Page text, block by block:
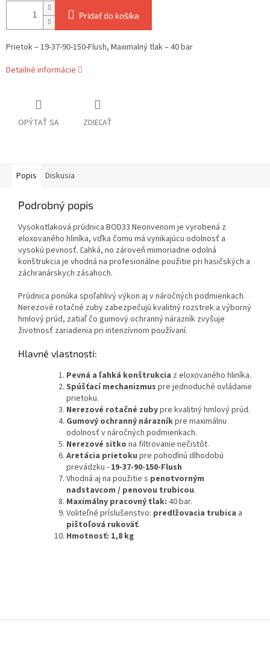
Pridať do košíka
Prietok – 19-37-90-150-Flush, Maximalný tlak – 40 bar
Detailné informácie
OPÝTAŤ SA ZDIEĽAŤ
Popis Diskusia
Podrobný popis
Vysokotlaková prúdnica BOD33 Neonvenom je vyrobená z
eloxovaného hliníka, vďka čomu má vynikajúcu odolnosť a
vysokú pevnosť. Ľahká, no zároveň mimoriadne odolná
konštrukcia je vhodná na profesionálne použitie pri hasičských a
záchranárskych zásahoch.
Prúdnica ponúka spoľahlivý výkon aj v náročných podmienkach.
Nerezové rotačné zuby zabezpečujú kvalitný rozstrek a výborný
hmlový prúd, zatiaľ čo gumový ochranný nárazník zvyšuje
životnosť zariadenia pri intenzívnom používaní.
Hlavné vlastnosti:
Pevná a ľahká konštrukcia z eloxovaného hliníka.
Spúšťací mechanizmus pre jednoduché ovládanie
prietoku.
Nerezové rotačné zubypre kvalitný hmlový prúd.
Gumový ochranný nárazníkpre maximálnu
odolnosť v náročných podmienkach.
Nerezové sitko na filtrovanie nečistôt.
Aretácia prietoku pre pohodlnú dlhodobú
prevádzku - 19-37-90-150-Flush
Vhodná aj na použitie s penotvorným
nadstavcom / penovou trubicou.
Maximálny pracovný tlak: 40 bar.
Voliteľné príslušenstvo: predlžovacia trubica a
pištoľová rukoväť.
Hmotnosť: 1,8 kg